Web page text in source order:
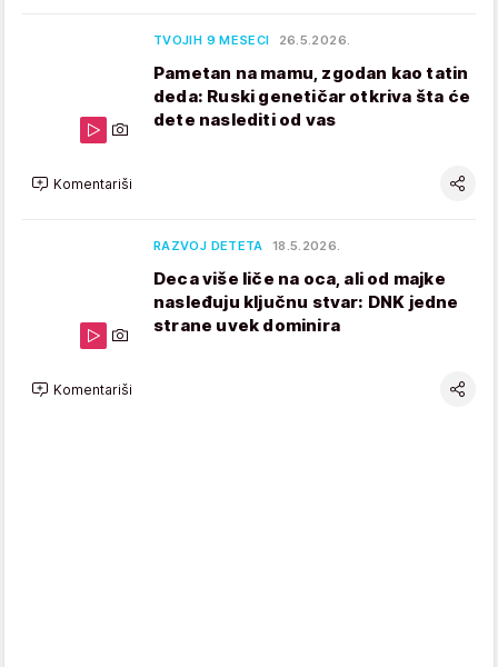
TVOJIH 9 MESECI 26.5.2026.
Pametan na mamu, zgodan kao tatin
deda: Ruski genetičar otkriva šta će
dete naslediti od vas
Komentariši
RAZVOJ DETETA 18.5.2026.
Deca više liče na oca, ali od majke
nasleđuju ključnu stvar: DNK jedne
strane uvek dominira
Komentariši